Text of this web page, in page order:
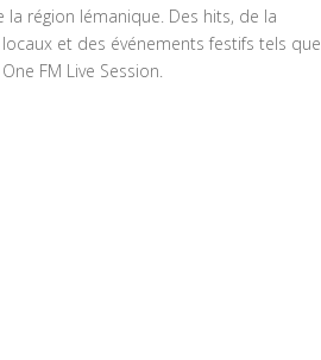
la région lémanique. Des hits, de la
et des événements festifs tels que
FM Live Session.